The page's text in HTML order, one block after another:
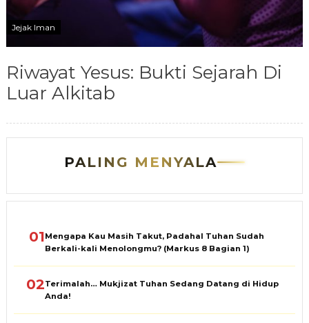
Jejak Iman
Riwayat Yesus: Bukti Sejarah Di
Luar Alkitab
PALING MENYALA
01Mengapa Kau Masih Takut, Padahal Tuhan Sudah
Berkali-kali Menolongmu? (Markus 8 Bagian 1)
02Terimalah… Mukjizat Tuhan Sedang Datang di Hidup
Anda!